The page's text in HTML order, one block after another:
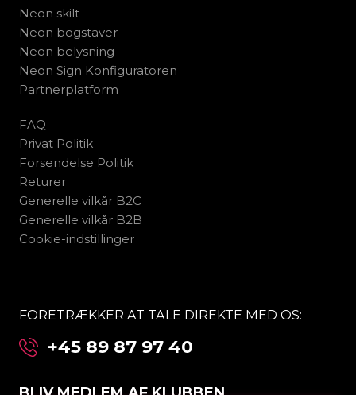
Neon skilt
Neon bogstaver
Neon belysning
Neon Sign Konfiguratoren
Partnerplatform
FAQ
Privat Politik
Forsendelse Politik
Returer
Generelle vilkår B2C
Generelle vilkår B2B
Cookie-indstillinger
FORETRÆKKER AT TALE DIREKTE MED OS:
+45 89 87 97 40